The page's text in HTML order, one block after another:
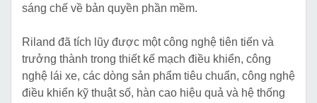
sáng chế về bản quyền phần mềm.
Riland đã tích lũy được một công nghệ tiên tiến và
trưởng thành trong thiết kế mạch điều khiển, công
nghệ lái xe, các dòng sản phẩm tiêu chuẩn, công nghệ
điều khiển kỹ thuật số, hàn cao hiệu quả và hệ thống